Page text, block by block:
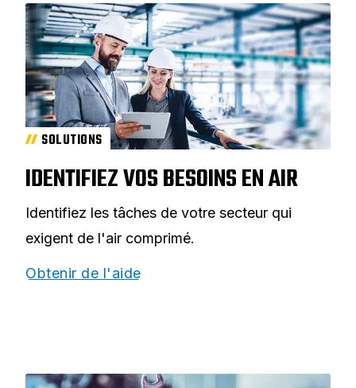
SOLUTIONS
IDENTIFIEZ VOS BESOINS EN AIR
Identifiez les tâches de votre secteur qui
exigent de l'air comprimé.
Obtenir de l'aide